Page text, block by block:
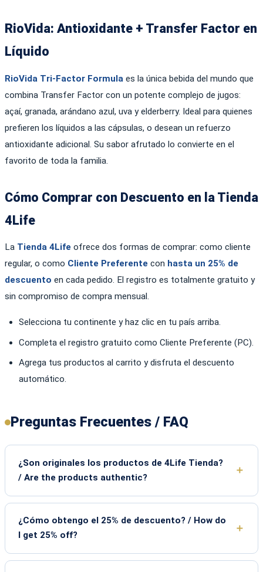
RioVida: Antioxidante + Transfer Factor en
Líquido
RioVida Tri-Factor Formula es la única bebida del mundo que
combina Transfer Factor con un potente complejo de jugos:
açaí, granada, arándano azul, uva y elderberry. Ideal para quienes
prefieren los líquidos a las cápsulas, o desean un refuerzo
antioxidante adicional. Su sabor afrutado lo convierte en el
favorito de toda la familia.
Cómo Comprar con Descuento en la Tienda
4Life
La Tienda 4Life ofrece dos formas de comprar: como cliente
regular, o como Cliente Preferente con hasta un 25% de
descuento en cada pedido. El registro es totalmente gratuito y
sin compromiso de compra mensual.
Selecciona tu continente y haz clic en tu país arriba.
Completa el registro gratuito como Cliente Preferente (PC).
Agrega tus productos al carrito y disfruta el descuento
automático.
Preguntas Frecuentes / FAQ
¿Son originales los productos de 4Life Tienda?
/ Are the products authentic?
¿Cómo obtengo el 25% de descuento? / How do
I get 25% off?